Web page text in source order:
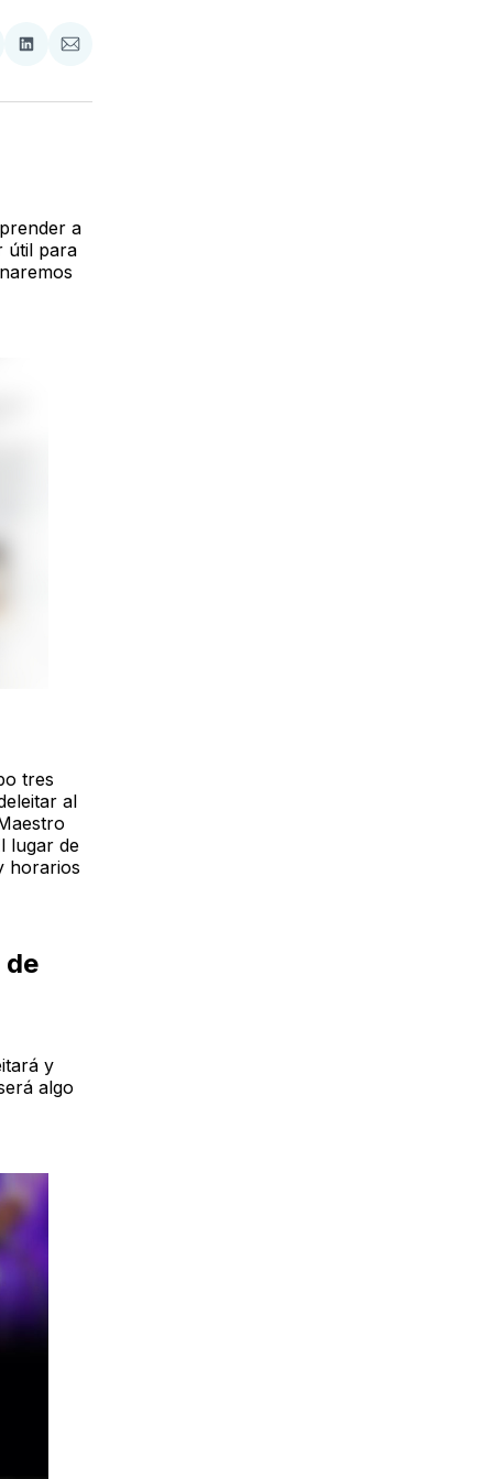
Compartir
LinkedIn
Compartir
Email
a
útil para
tres
al
lugar de
horarios
de
y
algo